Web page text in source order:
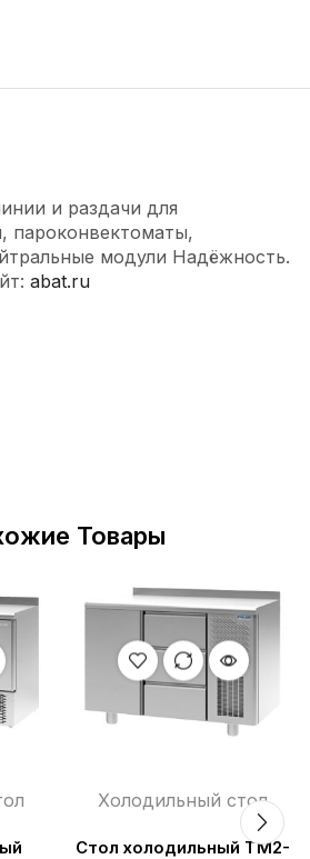
и раздачи для
пароконвектоматы,
модули Надёжность.
abat.ru
Товары
Холодильный стол
Стол холодильный TM2-